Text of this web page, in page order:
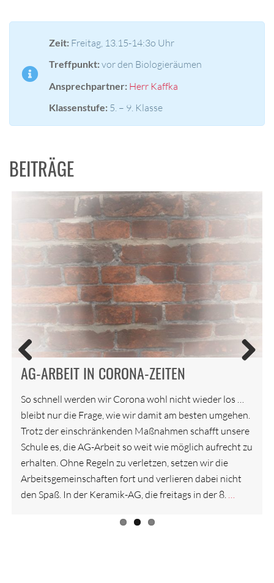
Zeit: Freitag, 13.15-14:3o Uhr
Treffpunkt:vor den Biologieräumen
Ansprechpartner: Herr Kaffka
Klassenstufe: 5. – 9. Klasse
BEITRÄGE
AUSFLUG DER WALD-UND-WIESEN-AG
AG-ARBEIT IN CORONA-ZEITEN
So schnell werden wir Corona wohl nicht wieder los …
bleibt nur die Frage, wie wir damit am besten umgehen.
Trotz der einschränkenden Maßnahmen schafft unsere
Schule es, die AG-Arbeit so weit wie möglich aufrecht zu
erhalten. Ohne Regeln zu verletzen, setzen wir die
Arbeitsgemeinschaften fort und verlieren dabei nicht
den Spaß. In der Keramik-AG, die freitags in der 8. …
WALD- UND WIESEN-AG IM WESLOER
FORST
Previ